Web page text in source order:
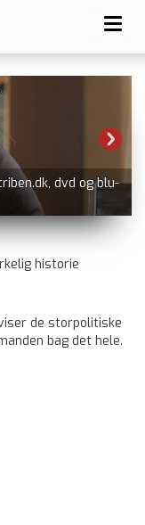
dvd og blu-
historie
de storpolitiske
bag det hele.